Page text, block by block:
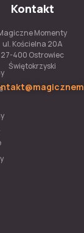
Kontakt
Momenty
ul. Kościelna 20A
27-400 Ostrowiec
Świętokrzyski